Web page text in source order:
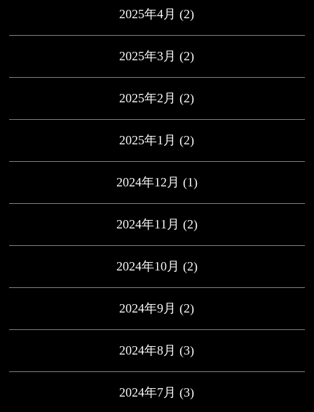
2025年4月 (2)
2025年3月 (2)
2025年2月 (2)
2025年1月 (2)
2024年12月 (1)
2024年11月 (2)
2024年10月 (2)
2024年9月 (2)
2024年8月 (3)
2024年7月 (3)